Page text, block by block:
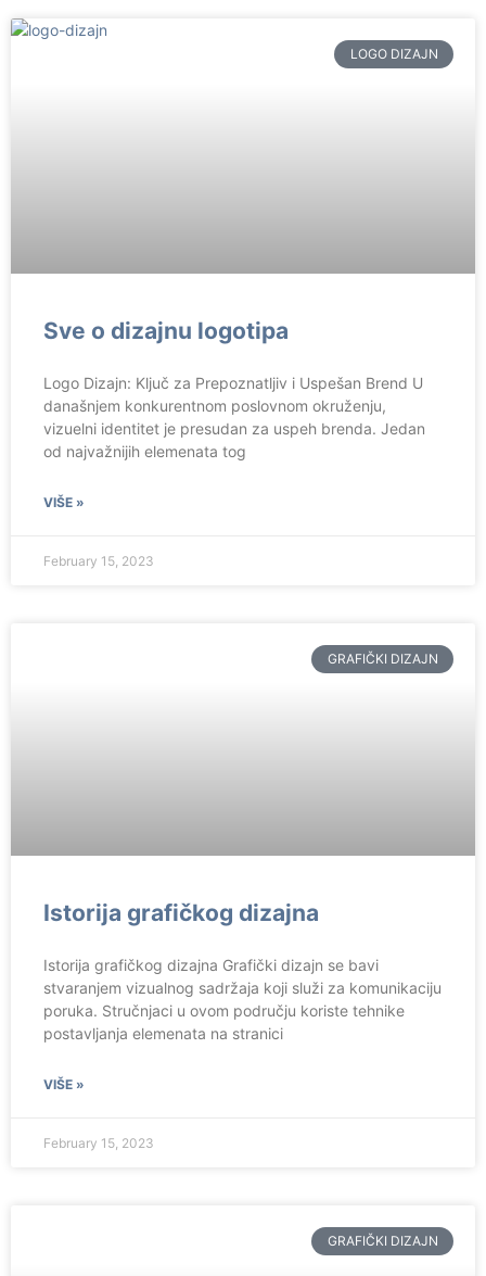
LOGO DIZAJN
Sve o dizajnu logotipa
Logo Dizajn: Ključ za Prepoznatljiv i Uspešan Brend U
današnjem konkurentnom poslovnom okruženju,
vizuelni identitet je presudan za uspeh brenda. Jedan
od najvažnijih elemenata tog
VIŠE »
February 15, 2023
GRAFIČKI DIZAJN
Istorija grafičkog dizajna
Istorija grafičkog dizajna Grafički dizajn se bavi
stvaranjem vizualnog sadržaja koji služi za komunikaciju
poruka. Stručnjaci u ovom području koriste tehnike
postavljanja elemenata na stranici
VIŠE »
February 15, 2023
GRAFIČKI DIZAJN